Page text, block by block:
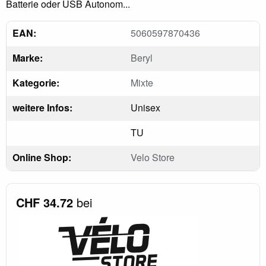
Batterie oder USB Autonom...
EAN:
5060597870436
Marke:
Beryl
Kategorie:
Mixte
weitere Infos:
Unisex
TU
Online Shop:
Velo Store
CHF 34.72 bei